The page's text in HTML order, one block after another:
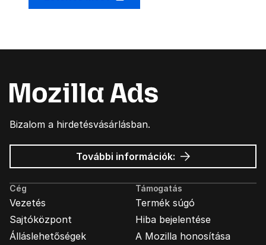
Bizalom a hirdetésvásárlásban.
További információk: Mozilla
hirdetések
Cég
Vezetés
Sajtóközpont
Álláslehetőségek
Támogatás
Termék súgó
Hiba bejelentése
A Mozilla honosítása